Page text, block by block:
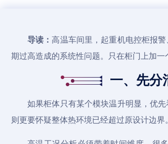
导读：高温车间里， 起重机电控柜报
期过高造成的系统性问题。只在柜门上加一
一、先分
如果柜体只有某个模块温升明显，优
则更要怀疑整体热环境已经超过原设计边界。